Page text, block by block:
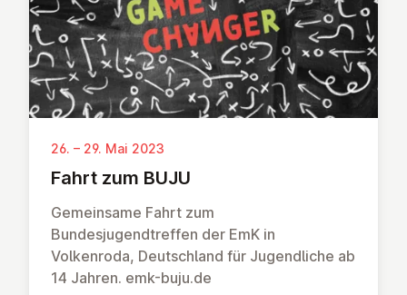
26. – 29. Mai 2023
Fahrt zum BUJU
Gemeinsame Fahrt zum
Bundesjugendtreffen der EmK in
Volkenroda, Deutschland für Jugendliche ab
14 Jahren. emk-buju.de